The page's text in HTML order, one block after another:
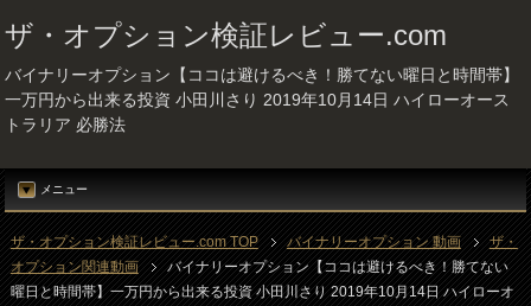
ザ・オプション検証レビュー.com
バイナリーオプション【ココは避けるべき！勝てない曜日と時間帯】
一万円から出来る投資 小田川さり 2019年10月14日 ハイローオース
トラリア 必勝法
メニュー
ザ・オプション検証レビュー.com TOP バイナリーオプション 動画
ザ・
オプション関連動画
バイナリーオプション【ココは避けるべき！勝てない
曜日と時間帯】一万円から出来る投資 小田川さり 2019年10月14日 ハイローオ